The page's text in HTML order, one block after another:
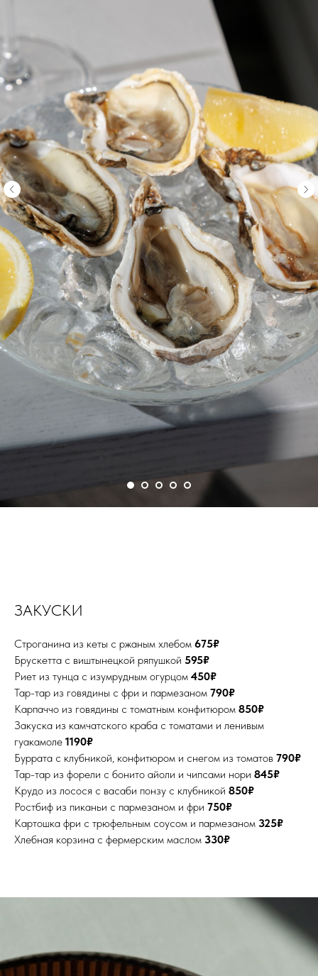
ЗАКУСКИ
Строганина из кеты с ржаным хлебом 675₽
Брускетта с виштынецкой ряпушкой 595₽
Риет из тунца с изумрудным огурцом 450₽
Тар-тар из говядины с фри и пармезаном 790₽
Карпаччо из говядины с томатным конфитюром 850₽
Закуска из камчатского краба с томатами и ленивым
гуакамоле 1190₽
Буррата с клубникой, конфитюром и снегом из томатов 790₽
Тар-тар из форели с бонито айоли и чипсами нори 845₽
Крудо из лосося с васаби понзу с клубникой 850₽
Ростбиф из пиканьи с пармезаном и фри 750₽
Картошка фри с трюфельным соусом и пармезаном 325₽
Хлебная корзина с фермерским маслом 330₽